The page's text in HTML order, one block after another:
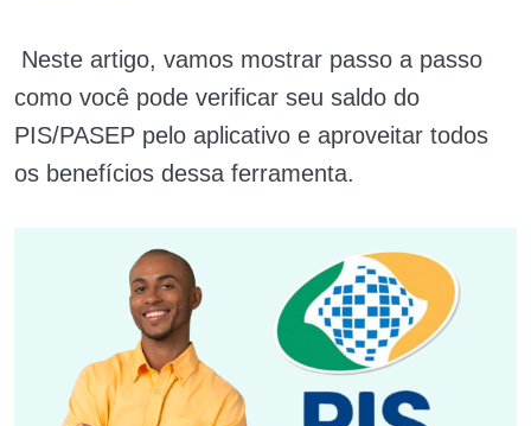
Neste artigo, vamos mostrar passo a passo
como você pode verificar seu saldo do
PIS/PASEP pelo aplicativo e aproveitar todos
os benefícios dessa ferramenta.